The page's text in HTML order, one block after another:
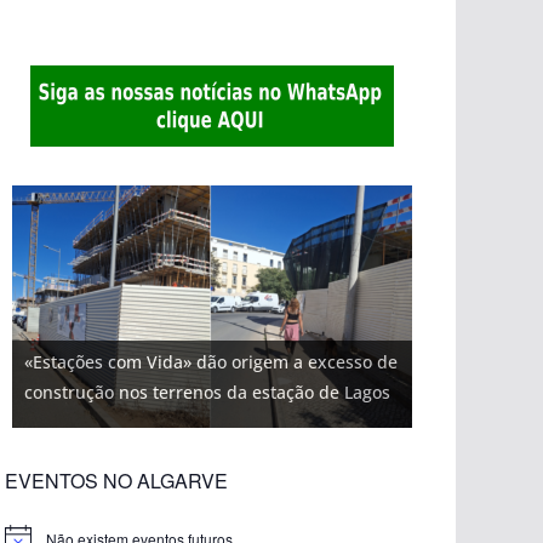
«Estações com Vida» dão origem a excesso de
construção nos terrenos da estação de Lagos
EVENTOS NO ALGARVE
Não existem eventos futuros.